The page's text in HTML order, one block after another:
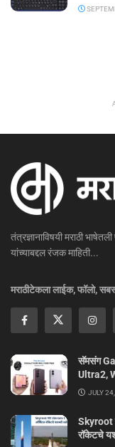
तंत्रज्ञानाविषयी मराठी
यांच्याबद्दल रंजक माहिती...
मराठीटेकला लाईक, फॉलो,
सॅमसंग
Ultra2,
JULY
Skyroot
रॉकेटचे